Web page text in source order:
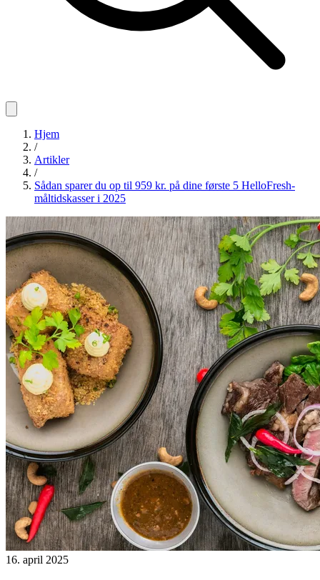
Hjem
/
Artikler
/
Sådan sparer du op til 959 kr. på dine første 5 HelloFresh-
måltidskasser i 2025
16. april 2025